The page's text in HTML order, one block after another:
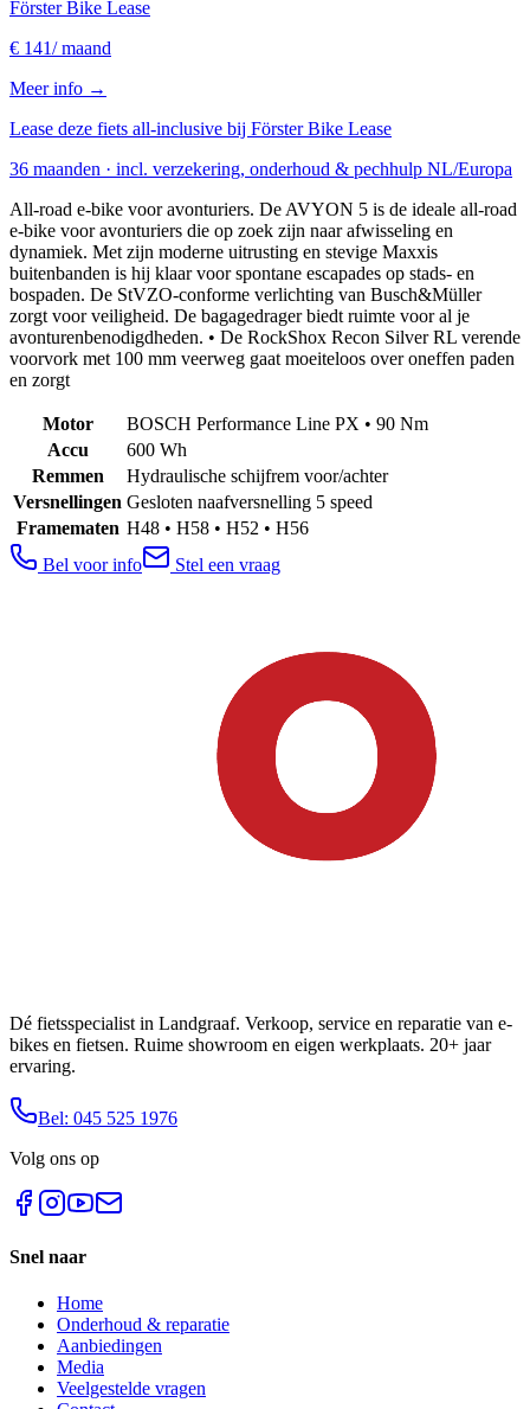
Förster Bike Lease
€ 141/ maand
Meer info →
Lease deze fiets all-inclusive bij Förster Bike Lease
36 maanden · incl. verzekering, onderhoud & pechhulp NL/Europa
All-road e-bike voor avonturiers. De AVYON 5 is de ideale all-road
e-bike voor avonturiers die op zoek zijn naar afwisseling en
dynamiek. Met zijn moderne uitrusting en stevige Maxxis
buitenbanden is hij klaar voor spontane escapades op stads- en
bospaden. De StVZO-conforme verlichting van Busch&Müller
zorgt voor veiligheid. De bagagedrager biedt ruimte voor al je
avonturenbenodigdheden. • De RockShox Recon Silver RL verende
voorvork met 100 mm veerweg gaat moeiteloos over oneffen paden
en zorgt
Motor
BOSCH Performance Line PX • 90 Nm
Accu
600 Wh
Remmen
Hydraulische schijfrem voor/achter
Versnellingen Gesloten naafversnelling 5 speed
Framematen H48 • H58 • H52 • H56
Bel voor info
Stel een vraag
Dé fietsspecialist in Landgraaf. Verkoop, service en reparatie van e-
bikes en fietsen. Ruime showroom en eigen werkplaats. 20+ jaar
ervaring.
Bel: 045 525 1976
Volg ons op
Snel naar
Home
Onderhoud & reparatie
Aanbiedingen
Media
Veelgestelde vragen